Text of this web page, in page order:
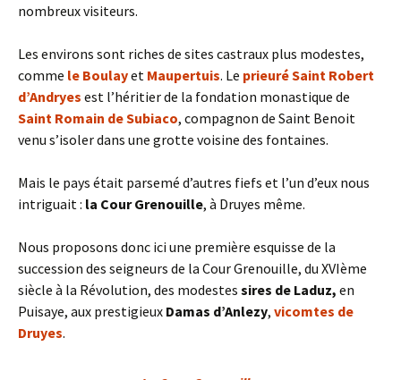
nombreux visiteurs.
Les environs sont riches de sites castraux plus modestes,
comme le Boulayet Maupertuis. Le prieuré Saint Robert
d’Andryes est l’héritier de la fondation monastique de
Saint Romain de Subiaco, compagnon de Saint Benoit
venu s’isoler dans une grotte voisine des fontaines.
Mais le pays était parsemé d’autres fiefs et l’un d’eux nous
intriguait : la Cour Grenouille, à Druyes même.
Nous proposons donc ici une première esquisse de la
succession des seigneurs de la Cour Grenouille, du XVIème
siècle à la Révolution, des modestes sires de Laduz, en
Puisaye, aux prestigieux Damas d’Anlezy, vicomtes de
Druyes.